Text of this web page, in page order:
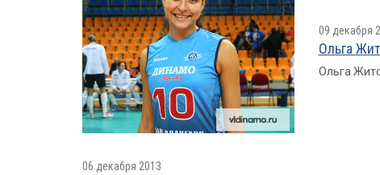
09 декабря
Ольга
Ольга
06 декабря 2013